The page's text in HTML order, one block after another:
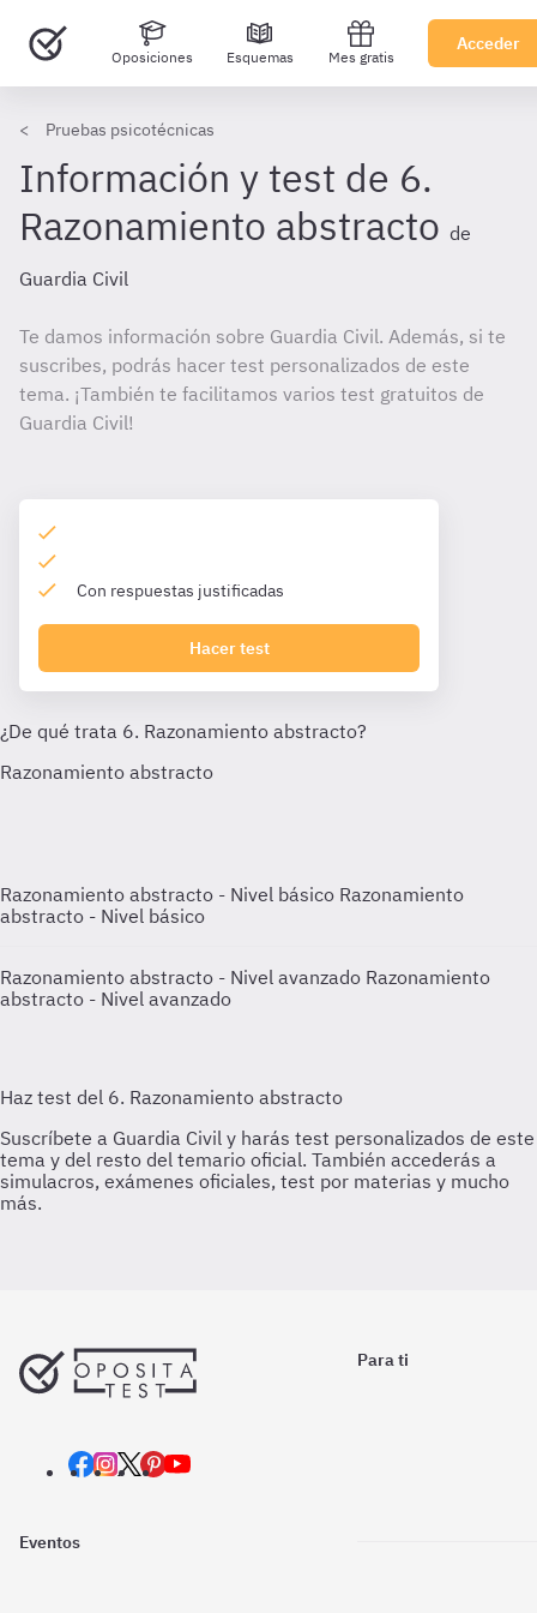
Oposiciones Esquemas Mes gratis
Acceder
Pruebas psicotécnicas
Información y test de 6.
Razonamiento abstracto de
Guardia Civil
Te damos información sobre Guardia Civil. Además, si te
suscribes, podrás hacer test personalizados de este
tema. ¡También te facilitamos varios test gratuitos de
Guardia Civil!
Con respuestas justificadas
Hacer test
Razonamiento abstracto - Nivel básico Razonamiento
abstracto - Nivel básico
Razonamiento abstracto - Nivel avanzado Razonamiento
abstracto - Nivel avanzado
Para ti
Eventos